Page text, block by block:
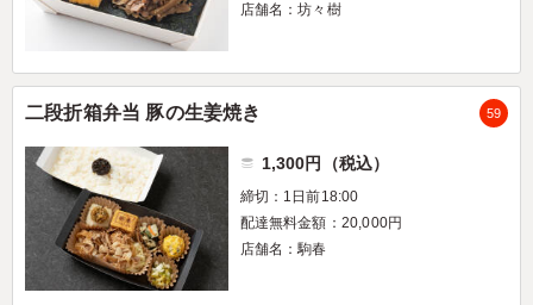
店舗名：坊々樹
二段折箱弁当 豚の生姜焼き 59
1,300円（税込）
締切：1日前18:00
配達無料金額：20,000円
店舗名：駒春